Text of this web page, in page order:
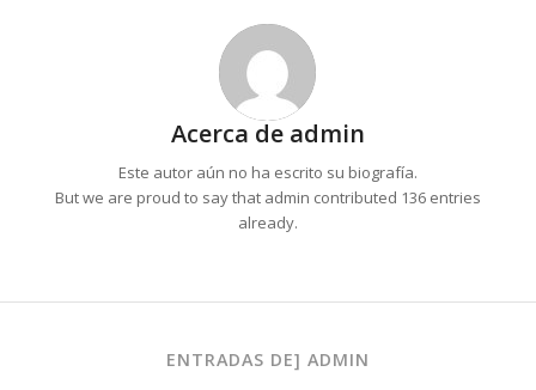
Acerca de admin
Este autor aún no ha escrito su biografía.
But we are proud to say that admin contributed 136 entries
already.
ENTRADAS DE] ADMIN